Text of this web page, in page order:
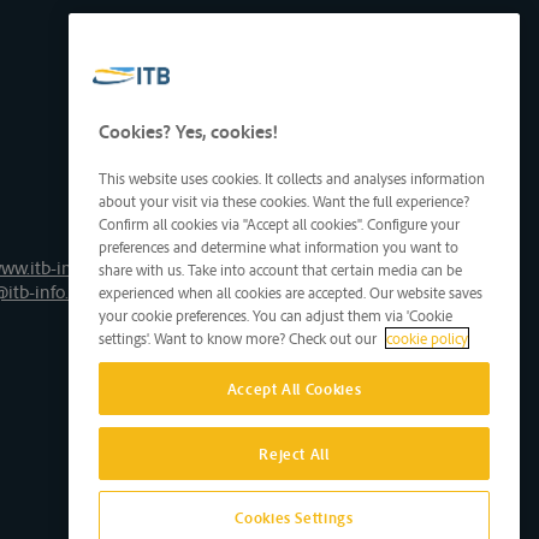
info.be
info.be
Cookies? Yes, cookies!
This website uses cookies. It collects and analyses information
about your visit via these cookies. Want the full experience?
Confirm all cookies via "Accept all cookies". Configure your
preferences and determine what information you want to
share with us. Take into account that certain media can be
experienced when all cookies are accepted. Our website saves
your cookie preferences. You can adjust them via 'Cookie
settings'. Want to know more? Check out our cookie policy
Accept All Cookies
Reject All
Cookies Settings